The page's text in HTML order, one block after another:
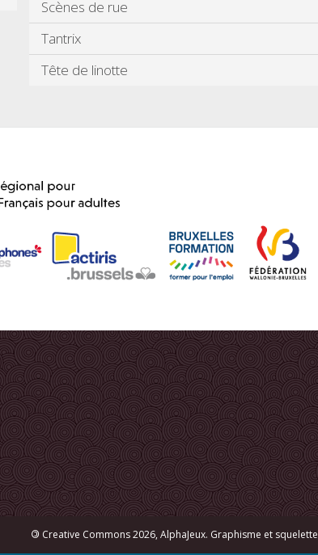
Scènes de rue
Tantrix
Tête de linotte
© Creative Commons 2026, AlphaJeux. Graphisme et squelette